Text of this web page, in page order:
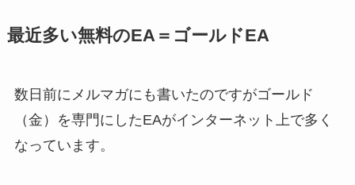
最近多い無料のEA＝ゴールドEA
数日前にメルマガにも書いたのですがゴールド
（金）を専門にしたEAがインターネット上で多く
なっています。